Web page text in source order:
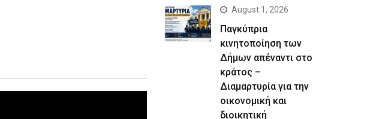
August 1, 2026
Παγκύπρια
κινητοποίηση των
Δήμων απέναντι στο
κράτος –
Διαμαρτυρία για την
οικονομική και
διοικητική